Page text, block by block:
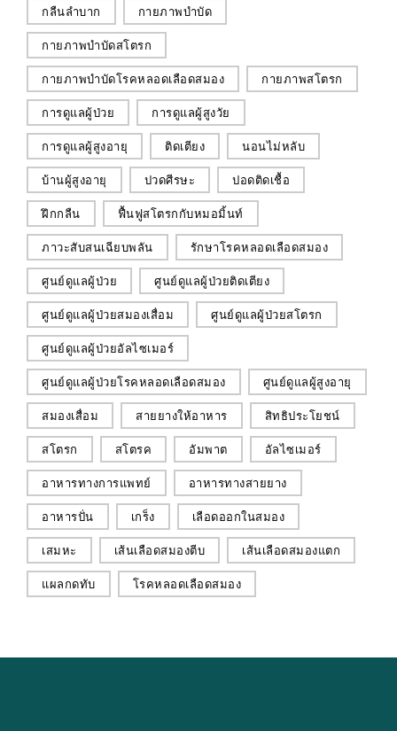
กลืนลำบาก กายภาพบำบัด
กายภาพบำบัดสโตรก
กายภาพบำบัดโรคหลอดเลือดสมอง กายภาพสโตรก
การดูแลผู้ป่วย การดูแลผู้สูงวัย
การดูแลผู้สูงอายุ ติดเตียง นอนไม่หลับ
บ้านผู้สูงอายุ ปวดศีรษะ ปอดติดเชื้อ
ฝึกกลืน ฟื้นฟูสโตรกกับหมอมิ้นท์
ภาวะสับสนเฉียบพลัน รักษาโรคหลอดเลือดสมอง
ศูนย์ดูแลผู้ป่วย ศูนย์ดูแลผู้ป่วยติดเตียง
ศูนย์ดูแลผู้ป่วยสมองเสื่อม ศูนย์ดูแลผู้ป่วยสโตรก
ศูนย์ดูแลผู้ป่วยอัลไซเมอร์
ศูนย์ดูแลผู้ป่วยโรคหลอดเลือดสมอง ศูนย์ดูแลผู้สูงอายุ
สมองเสื่อม สายยางให้อาหาร สิทธิประโยชน์
สโตรก สโตรค อัมพาต อัลไซเมอร์
อาหารทางการแพทย์ อาหารทางสายยาง
อาหารปั่น เกร็ง เลือดออกในสมอง
เสมหะ เส้นเลือดสมองตีบ เส้นเลือดสมองแตก
แผลกดทับ โรคหลอดเลือดสมอง